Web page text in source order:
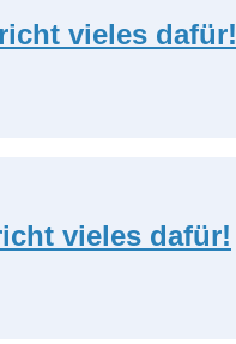
vieles dafür!
vieles dafür!